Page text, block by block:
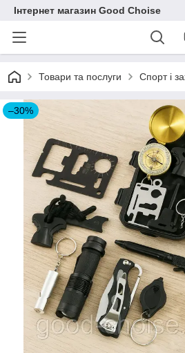
Інтернет магазин Good Choise
Товари та послуги Спорт і
–30%